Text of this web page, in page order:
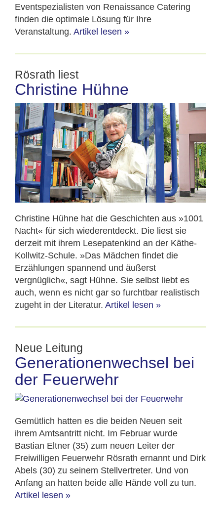
Eventspezialisten von Renaissance Catering
finden die optimale Lösung für Ihre
Veranstaltung. Artikel lesen »
Rösrath liest
Christine Hühne
Christine Hühne hat die Geschichten aus »1001
Nacht« für sich wiederentdeckt. Die liest sie
derzeit mit ihrem Lesepatenkind an der Käthe-
Kollwitz-Schule. »Das Mädchen findet die
Erzählungen spannend und äußerst
vergnüglich«, sagt Hühne. Sie selbst liebt es
auch, wenn es nicht gar so furchtbar realistisch
zugeht in der Literatur. Artikel lesen »
Neue Leitung
Generationenwechsel bei
der Feuerwehr
Gemütlich hatten es die beiden Neuen seit
ihrem Amtsantritt nicht. Im Februar wurde
Bastian Eltner (35) zum neuen Leiter der
Freiwilligen Feuerwehr Rösrath ernannt und Dirk
Abels (30) zu seinem Stellvertreter. Und von
Anfang an hatten beide alle Hände voll zu tun.
Artikel lesen »